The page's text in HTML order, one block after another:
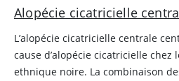
Alopécie cicatricielle
L’alopécie cicatricielle centrale
cause d’alopécie cicatricielle chez
ethnique noire. La combinaison